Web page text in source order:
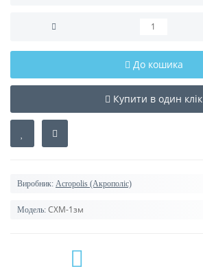
До кошика
Купити в один клік
Виробник: Acropolis (Акрополіс)
Модель: СХМ-1зм